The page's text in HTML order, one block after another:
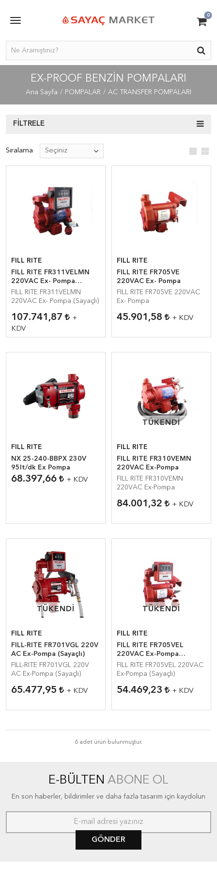
0
EX-PROOF BENZİN POMPALARI
Ana Sayfa POMPALAR AC TRANSFER POMPALARI
FILTRELE
Sıralama
FILL RITE
FILL RITE FR311VELMN
220VAC Ex- Pompa
(Sayaçlı)
FILL RITE FR311VELMN
220VAC Ex- Pompa (Sayaçlı)
107.741,87
+
KDV
FILL RITE
FILL RITE FR705VE
220VAC Ex- Pompa
FILL RITE FR705VE 220VAC
Ex- Pompa
45.901,58 + KDV
FILL RITE
NX 25-240-BBPX 230V
95lt/dk Ex Pompa
68.397,66 + KDV
TÜKENDI
TÜKENDI
FILL RITE
FILL RITE FR310VEMN
220VAC Ex-Pompa
FILL RITE FR310VEMN
220VAC Ex-Pompa
84.001,32 + KDV
TÜKENDI
TÜKENDI
FILL RITE
FILL-RITE FR701VGL 220V
AC Ex-Pompa (Sayaçlı)
FILL-RITE FR701VGL 220V
AC Ex-Pompa (Sayaçlı)
65.477,95 + KDV
TÜKENDI
TÜKENDI
FILL RITE
FILL RITE FR705VEL
220VAC Ex-Pompa
(Sayaçlı)
FILL RITE FR705VEL 220VAC
Ex-Pompa (Sayaçlı)
54.469,23 + KDV
6 adet ürün bulunmuştur.
E-BÜLTEN ABONE OL
En son haberler, bildirimler ve daha fazla tasarım için kaydolun
GÖNDER